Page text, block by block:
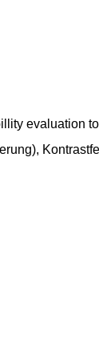
evaluation